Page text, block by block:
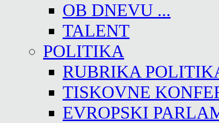
OB DNEVU ...
TALENT
POLITIKA
RUBRIKA
TISKOVNE
EVROPSKI